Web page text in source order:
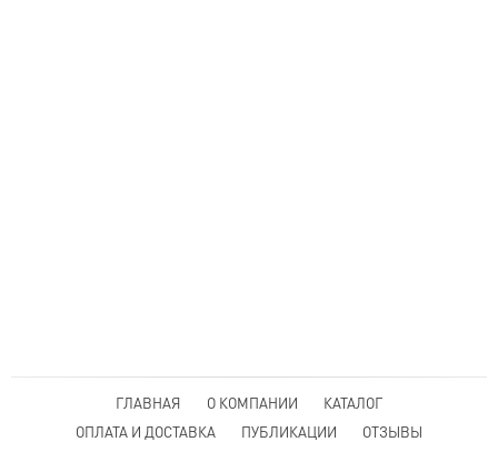
ГЛАВНАЯ О КОМПАНИИ
КАТАЛОГ
ОПЛАТА И ДОСТАВКА
ПУБЛИКАЦИИ
ОТЗЫВЫ